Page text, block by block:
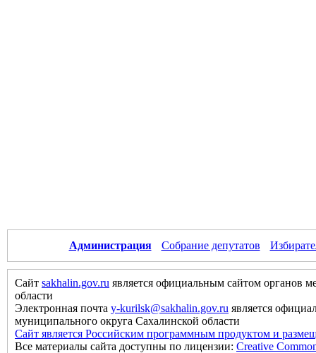
Администрация Собрание депутатов
Сайт sakhalin.gov.ru является официальным сайтом органов
области
Электронная почта y-kurilsk@sakhalin.gov.ru является
муниципального округа Сахалинской области
Сайт является Российским программным продуктом и
Все материалы сайта доступны по лицензии: Creative